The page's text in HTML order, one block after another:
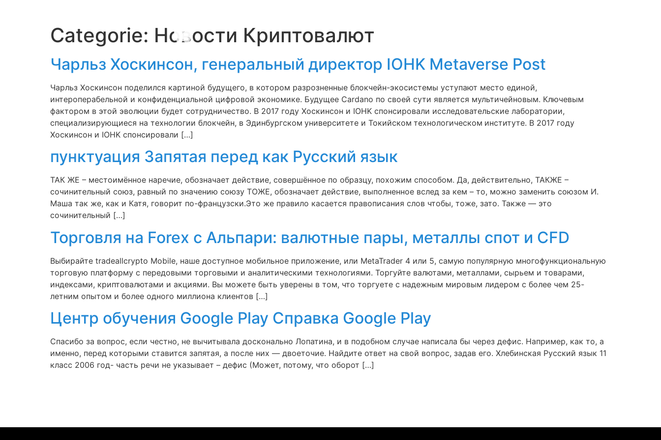
Categorie: Новости Криптовалют
Чарльз Хоскинсон, генеральный директор IOHK Metaverse Post
Чарльз Хоскинсон поделился картиной будущего, в котором разрозненные блокчейн-экосистемы уступают место единой,
интероперабельной и конфиденциальной цифровой экономике. Будущее Cardano по своей сути является мультичейновым. Ключевым
фактором в этой эволюции будет сотрудничество. В 2017 году Хоскинсон и IOHK спонсировали исследовательские лаборатории,
специализирующиеся на технологии блокчейн, в Эдинбургском университете и Токийском технологическом институте. В 2017 году
Хоскинсон и IOHK спонсировали […]
пунктуация Запятая перед как Русский язык
ТАК ЖЕ – местоимённое наречие, обозначает действие, совершённое по образцу, похожим способом. Да, действительно, ТАКЖЕ –
сочинительный союз, равный по значению союзу ТОЖЕ, обозначает действие, выполненное вслед за кем – то, можно заменить союзом И.
Маша так же, как и Катя, говорит по-французски.Это же правило касается правописания слов чтобы, тоже, зато. Также — это
сочинительный […]
Торговля на Forex с Альпари: валютные пары, металлы спот и CFD
Выбирайте tradeallcrypto Mobile, наше доступное мобильное приложение, или MetaTrader 4 или 5, самую популярную многофункциональную
торговую платформу с передовыми торговыми и аналитическими технологиями. Торгуйте валютами, металлами, сырьем и товарами,
индексами, криптовалютами и акциями. Вы можете быть уверены в том, что торгуете с надежным мировым лидером с более чем 25-
летним опытом и более одного миллиона клиентов […]
Центр обучения Google Play Cправка Google Play
Спасибо за вопрос, если честно, не вычитывала досконально Лопатина, и в подобном случае написала бы через дефис. Например, как то, а
именно, перед которыми ставится запятая, а после них — двоеточие. Найдите ответ на свой вопрос, задав его. Хлебинская Русский язык 11
класс 2006 год- часть речи не указывает – дефис (Может, потому, что оборот […]